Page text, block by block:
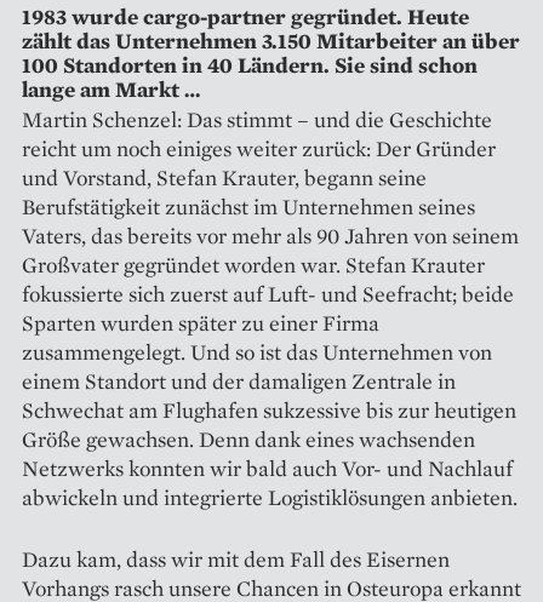
1983 wurde cargo-partner gegründet. Heute
zählt das Unternehmen 3.150 Mitarbeiter an über
100 Standorten in 40 Ländern. Sie sind schon
lange am Markt …
Martin Schenzel: Das stimmt – und die Geschichte
reicht um noch einiges weiter zurück: Der Gründer
und Vorstand, Stefan Krauter, begann seine
Berufstätigkeit zunächst im Unternehmen seines
Vaters, das bereits vor mehr als 90 Jahren von seinem
Großvater gegründet worden war. Stefan Krauter
fokussierte sich zuerst auf Luft- und Seefracht; beide
Sparten wurden später zu einer Firma
zusammengelegt. Und so ist das Unternehmen von
einem Standort und der damaligen Zentrale in
Schwechat am Flughafen sukzessive bis zur heutigen
Größe gewachsen. Denn dank eines wachsenden
Netzwerks konnten wir bald auch Vor- und Nachlauf
abwickeln und integrierte Logistiklösungen anbieten.
Dazu kam, dass wir mit dem Fall des Eisernen
Vorhangs rasch unsere Chancen in Osteuropa erkannt